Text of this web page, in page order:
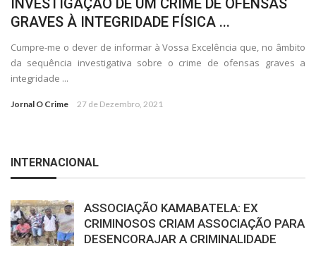
GRAVES À INTEGRIDADE FÍSICA ...
Cumpre-me o dever de informar à Vossa Excelência que, no âmbito
da sequência investigativa sobre o crime de ofensas graves a
integridade ...
Jornal O Crime 27 de Dezembro, 2021
INTERNACIONAL
ASSOCIAÇÃO KAMABATELA: EX
CRIMINOSOS CRIAM ASSOCIAÇÃO PARA
DESENCORAJAR A CRIMINALIDADE